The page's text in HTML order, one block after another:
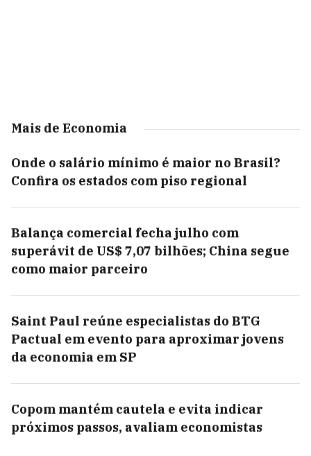
Mais de Economia
Onde o salário mínimo é maior no Brasil?
Confira os estados com piso regional
Balança comercial fecha julho com
superávit de US$ 7,07 bilhões; China segue
como maior parceiro
Saint Paul reúne especialistas do BTG
Pactual em evento para aproximar jovens
da economia em SP
Copom mantém cautela e evita indicar
próximos passos, avaliam economistas